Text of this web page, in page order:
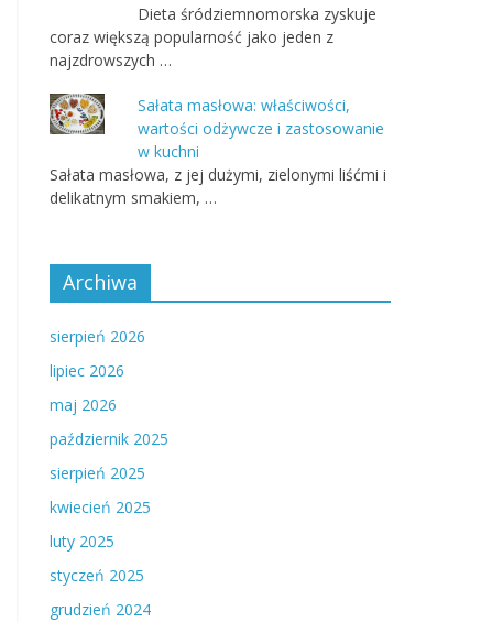
Dieta śródziemnomorska zyskuje
coraz większą popularność jako jeden z
najzdrowszych …
Sałata masłowa: właściwości,
wartości odżywcze i zastosowanie
w kuchni
Sałata masłowa, z jej dużymi, zielonymi liśćmi i
delikatnym smakiem, …
Archiwa
sierpień 2026
lipiec 2026
maj 2026
październik 2025
sierpień 2025
kwiecień 2025
luty 2025
styczeń 2025
grudzień 2024